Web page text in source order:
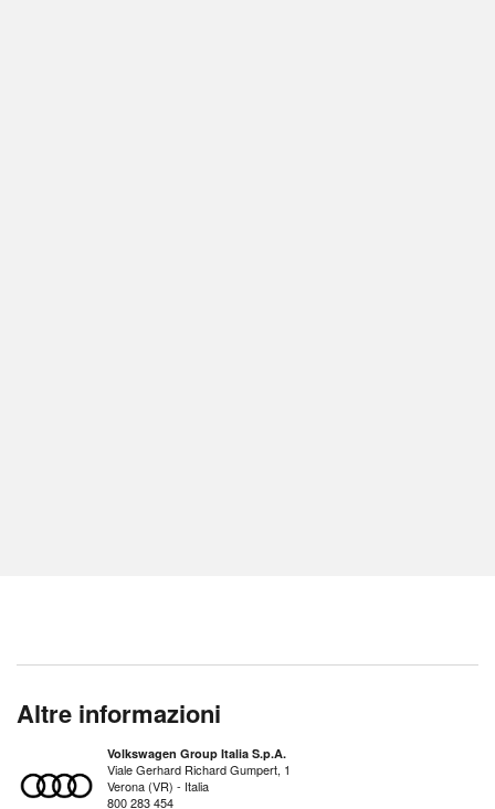
Altre informazioni
Volkswagen Group Italia S.p.A.
Viale Gerhard Richard Gumpert, 1
Verona (VR) - Italia
800 283 454